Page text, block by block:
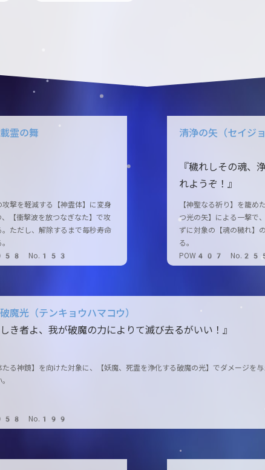
霊の舞
攻撃を軽減する【神霊体】に変身
、【衝撃波を放つなぎなた】で攻
。ただし、解除するまで毎秒寿命
No.153
清浄の矢（セイジョ
『穢れしその魂、
れようぞ！』
【神聖なる祈り】を籠め
つ光の矢】による一撃で
ずに対象の【魂の穢れ】
る。
POW407
魔光（テンキョウハマコウ）
しき者よ、我が破魔の力によりて滅び去るがいい！』
たる神鏡】を向けた対象に、【妖魔、死霊を浄化する破魔の光】でダメージを
No.199